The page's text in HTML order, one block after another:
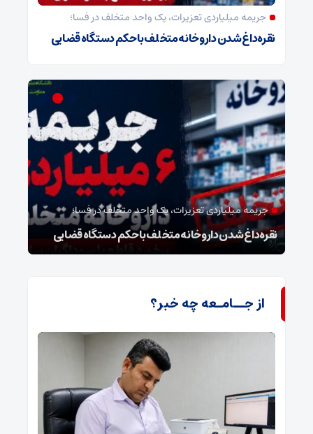
جریمه میلیاردی تعزیرات، یک واحد متخلف در فسا؛
نقره‌داغ شدن داروخانه متخلف با حکم دستگاه قضایی
جریمه میلیاردی تعزیرات، یک واحد متخلف در فسا؛
نقره‌داغ شدن داروخانه متخلف با حکم دستگاه قضایی
از جــامـعه چه خبر؟